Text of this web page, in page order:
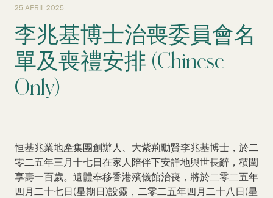
Investor Information
Properties in Hong Kong
Properties in Chinese Mainland
Corporate Governance
Our People
Our Brand
25 APRIL 2025
李兆基博士治喪委員會名
單及喪禮安排 (Chinese
Only)
恒基兆業地產集團創辦人、大紫荊勳賢李兆基博士，於二
零二五年三月十七日在家人陪伴下安詳地與世長辭，積閏
享壽一百歲。遺體奉移香港殯儀館治喪，將於二零二五年
四月二十七日(星期日)設靈，二零二五年四月二十八日(星